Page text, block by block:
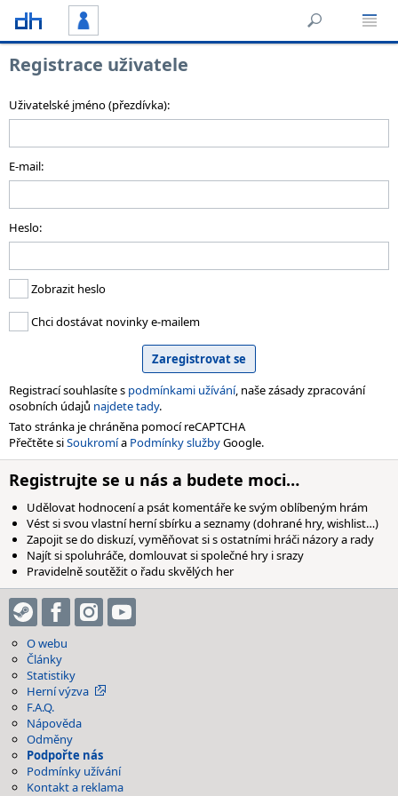
Registrace uživatele
Uživatelské jméno (přezdívka):
E-mail:
Heslo:
Zobrazit heslo
Chci dostávat novinky e-mailem
Registrací souhlasíte s podmínkami užívání, naše zásady zpracování
osobních údajů najdete tady.
Tato stránka je chráněna pomocí reCAPTCHA
Přečtěte siSoukromía Podmínky službyGoogle.
Registrujte se u nás a budete moci…
Udělovat hodnocení a psát komentáře ke svým oblíbeným hrám
Vést si svou vlastní herní sbírku a seznamy (dohrané hry, wishlist…)
Zapojit se do diskuzí, vyměňovat si s ostatními hráči názory a rady
Najít si spoluhráče, domlouvat si společné hry i srazy
Pravidelně soutěžit o řadu skvělých her
O webu
Články
Statistiky
Herní výzva
F.A.Q.
Nápověda
Odměny
Podpořte nás
Podmínky užívání
Kontakt a reklama